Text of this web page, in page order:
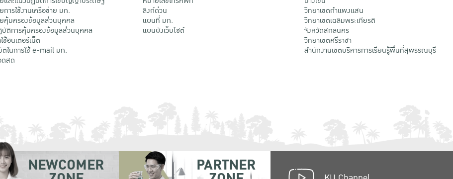
การใช้งานเครือข่าย มก.
คุ้มครองข้อมูลส่วนบุคคล
ติการคุ้มครองข้อมูลส่วนบุคคล
ช้อินเตอร์เน็ต
ในการใช้ e-mail มก.
สด
ลิงก์ด่วน
แผนที่ มก.
แผนผังเว็บไซต์
วิทยาเขตกําแพงแสน
วิทยาเขตเฉลิมพระเกียรติ
จังหวัดสกลนคร
วิทยาเขตศรีราชา
สำนักงานเขตบริหารการเรียนรู้พื้นที่สุพรรณบุรี
NEWCOMER PARTNER